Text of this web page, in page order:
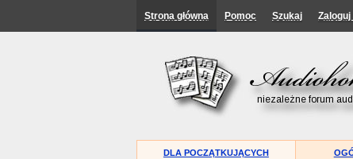
Strona główna Pomoc Szukaj Zaloguj
DLA POCZĄTKUJĄCYCH